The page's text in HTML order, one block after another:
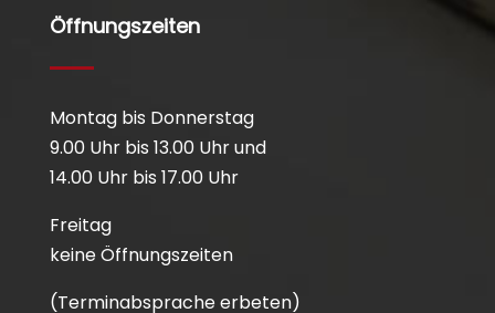
Öffnungszeiten
Montag bis Donnerstag
9.00 Uhr bis 13.00 Uhr und
14.00 Uhr bis 17.00 Uhr
Freitag
keine Öffnungszeiten
(Terminabsprache erbeten)